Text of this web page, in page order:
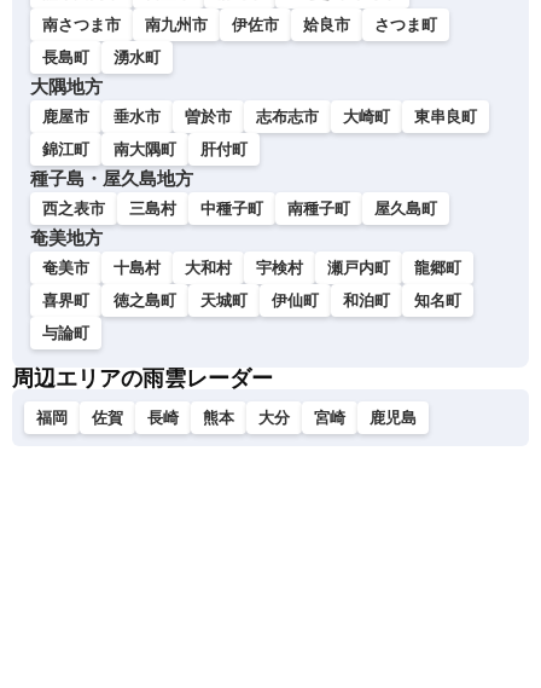
南さつま市
南九州市 伊佐市 姶良市
さつま町
長島町
湧水町
大隅地方
鹿屋市 垂水市 曽於市 志布志市 大崎町
東串良町
錦江町
南大隅町 肝付町
種子島・屋久島地方
西之表市 三島村 中種子町 南種子町 屋久島町
奄美地方
奄美市 十島村 大和村 宇検村 瀬戸内町
龍郷町
喜界町
徳之島町 天城町 伊仙町 和泊町
知名町
与論町
周辺エリアの雨雲レーダー
福岡 佐賀 長崎 熊本 大分 宮崎 鹿児島